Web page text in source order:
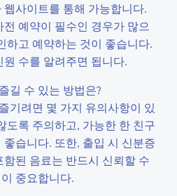
사이트를 통해 가능합니다.
예약이 필수인 경우가 많으
하고 예약하는 것이 좋습니다.
수를 알려주면 됩니다.
길 수 있는 방법은?
기려면 몇 가지 유의사항이 있
도록 주의하고, 가능한 한 친구
습니다. 또한, 출입 시 신분증
된 음료는 반드시 신뢰할 수
중요합니다.